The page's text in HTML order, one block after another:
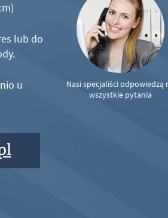
lub do
u
Nasi specjaliści odpowiedzą
wszystkie pytania